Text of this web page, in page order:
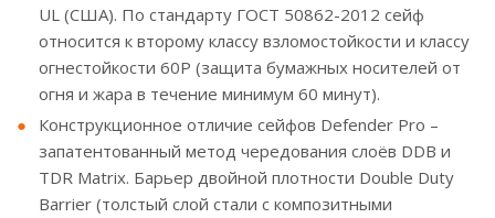
UL (США). По стандарту ГОСТ 50862-2012 сейф
относится к второму классу взломостойкости и классу
огнестойкости 60Р (защита бумажных носителей от
огня и жара в течение минимум 60 минут).
Конструкционное отличие сейфов Defender Pro –
запатентованный метод чередования слоёв DDB и
TDR Matrix. Барьер двойной плотности Double Duty
Barrier (толстый слой стали с композитными